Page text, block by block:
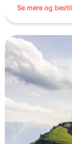
Se mere og bestil